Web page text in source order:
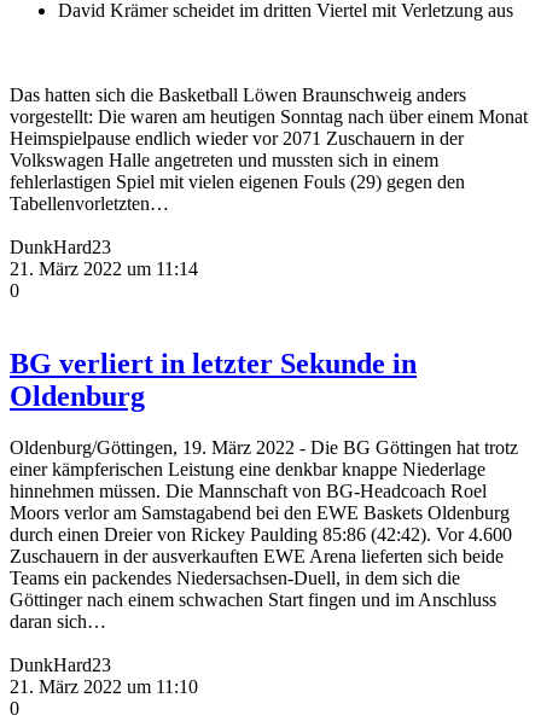
David Krämer scheidet im dritten Viertel mit Verletzung aus
Das hatten sich die Basketball Löwen Braunschweig anders
vorgestellt: Die waren am heutigen Sonntag nach über einem Monat
Heimspielpause endlich wieder vor 2071 Zuschauern in der
Volkswagen Halle angetreten und mussten sich in einem
fehlerlastigen Spiel mit vielen eigenen Fouls (29) gegen den
Tabellenvorletzten…
DunkHard23
21. März 2022 um 11:14
0
BG verliert in letzter Sekunde in
Oldenburg
Oldenburg/Göttingen, 19. März 2022 - Die BG Göttingen hat trotz
einer kämpferischen Leistung eine denkbar knappe Niederlage
hinnehmen müssen. Die Mannschaft von BG-Headcoach Roel
Moors verlor am Samstagabend bei den EWE Baskets Oldenburg
durch einen Dreier von Rickey Paulding 85:86 (42:42). Vor 4.600
Zuschauern in der ausverkauften EWE Arena lieferten sich beide
Teams ein packendes Niedersachsen-Duell, in dem sich die
Göttinger nach einem schwachen Start fingen und im Anschluss
daran sich…
DunkHard23
21. März 2022 um 11:10
0